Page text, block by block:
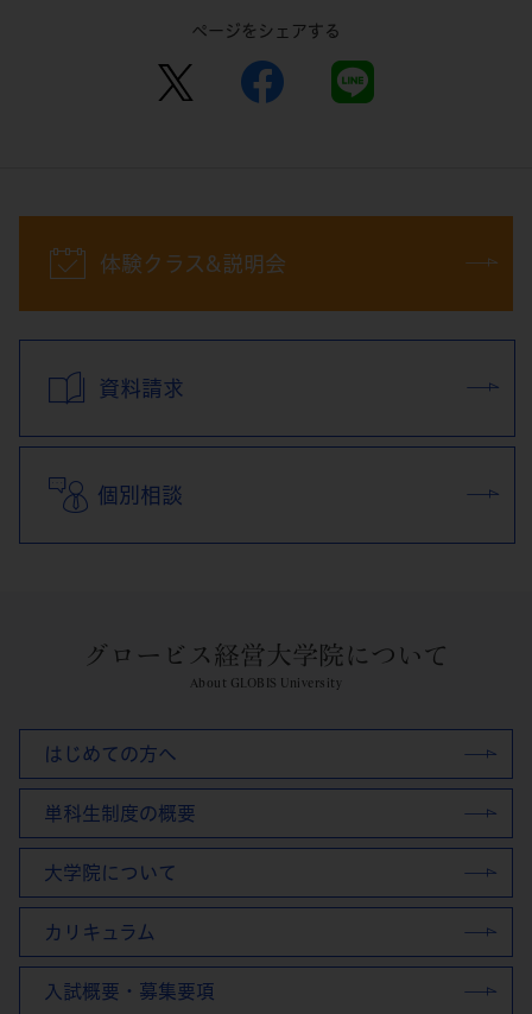
ページをシェアする
体験クラス&説明会
資料請求
個別相談
グロービス経営大学院について
About GLOBIS University
はじめての方へ
単科生制度の概要
大学院について
カリキュラム
入試概要・募集要項